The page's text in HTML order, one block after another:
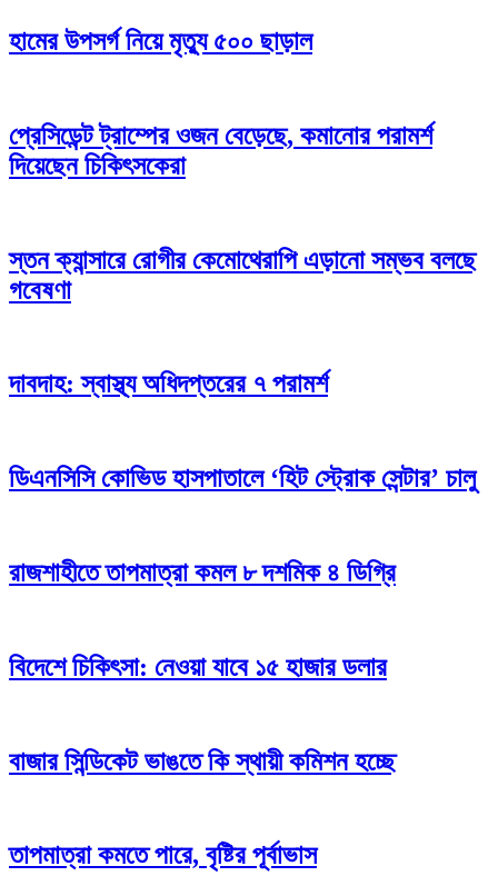
হামের উপসর্গ নিয়ে মৃত্যু ৫০০ ছাড়াল
প্রেসিডেন্ট ট্রাম্পের ওজন বেড়েছে, কমানোর পরামর্শ
দিয়েছেন চিকিৎসকেরা
স্তন ক্যান্সারে রোগীর কেমোথেরাপি এড়ানো সম্ভব বলছে
গবেষণা
দাবদাহ: স্বাস্থ্য অধিদপ্তরের ৭ পরামর্শ
ডিএনসিসি কোভিড হাসপাতালে ‘হিট স্ট্রোক সেন্টার’ চালু
রাজশাহীতে তাপমাত্রা কমল ৮ দশমিক ৪ ডিগ্রি
বিদেশে চিকিৎসা: নেওয়া যাবে ১৫ হাজার ডলার
বাজার সিন্ডিকেট ভাঙতে কি স্থায়ী কমিশন হচ্ছে
তাপমাত্রা কমতে পারে, বৃষ্টির পূর্বাভাস